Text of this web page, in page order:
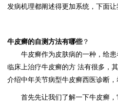
发病机理都阐述得更加系统，下面
牛皮癣的自测方法有哪些？
牛皮癣作为皮肤病的一种，给患
临床上治疗牛皮癣的方 法有很多，
介绍中年关节病型牛皮癣西医诊断，
首先先让我们了解一下牛皮癣，